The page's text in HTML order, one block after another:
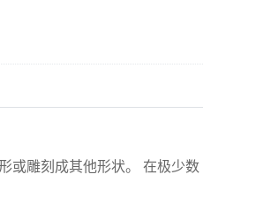
或雕刻成其他形状。 在极少数